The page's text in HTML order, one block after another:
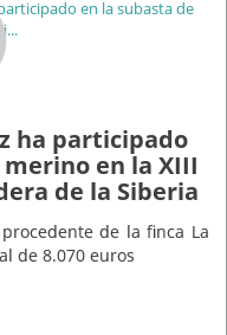
ha participado
en la XIII
de la Siberia
de la finca La
de 8.070 euros